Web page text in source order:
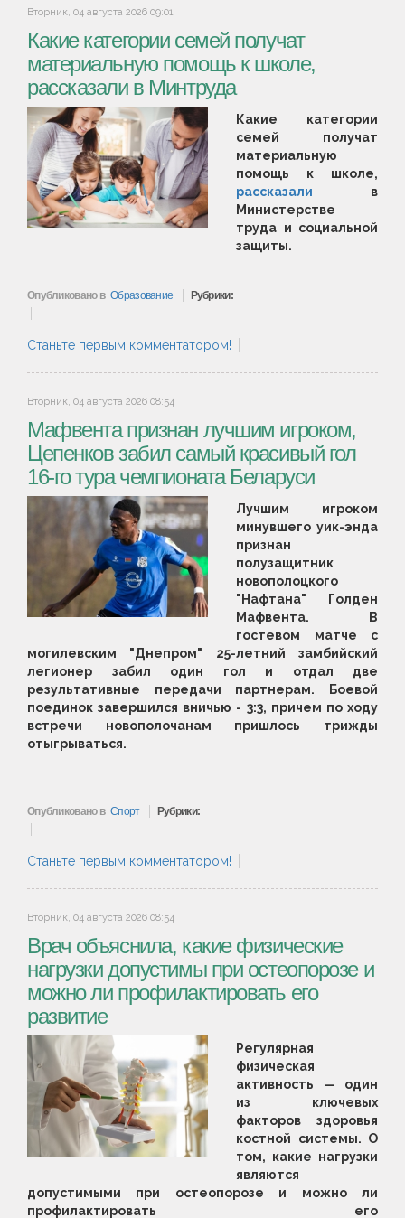
Вторник, 04 августа 2026 09:01
Какие категории семей получат
материальную помощь к школе,
рассказали в Минтруда
Какие категории
семей получат
материальную
помощь к школе,
рассказали в
Министерстве
труда и социальной
защиты.
Опубликовано в Образование Рубрики:
Станьте первым комментатором!
Вторник, 04 августа 2026 08:54
Мафвента признан лучшим игроком,
Цепенков забил самый красивый гол
16-го тура чемпионата Беларуси
Лучшим игроком
минувшего уик-энда
признан
полузащитник
новополоцкого
"Нафтана" Голден
Мафвента. В
гостевом матче с
могилевским "Днепром" 25-летний замбийский
легионер забил один гол и отдал две
результативные передачи партнерам. Боевой
поединок завершился вничью - 3:3, причем по ходу
встречи новополочанам пришлось трижды
отыгрываться.
Опубликовано в Спорт Рубрики:
Станьте первым комментатором!
Вторник, 04 августа 2026 08:54
Врач объяснила, какие физические
нагрузки допустимы при остеопорозе и
можно ли профилактировать его
развитие
Регулярная
физическая
активность — один
из ключевых
факторов здоровья
костной системы. О
том, какие нагрузки
являются
допустимыми при остеопорозе и можно ли
профилактировать его